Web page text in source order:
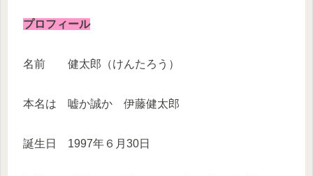
プロフィール
名前 健太郎（けんたろう）
本名は 嘘か誠か 伊藤健太郎
誕生日 1997年６月30日